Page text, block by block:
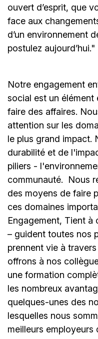
ouvert d’esprit, que
face aux
d’un environnement
postulez aujourd’hui."
Notre engagement
social est un
faire des affaires.
attention sur les
le plus grand impact.
durabilité et de
piliers -
communauté.
Nous
des moyens de faire
ces domaines
Engagement, Tient à
– guident toutes nos
prennent vie à
offrons à nos
une formation
les nombreux
quelques-unes des
lesquelles nous
meilleurs employeurs